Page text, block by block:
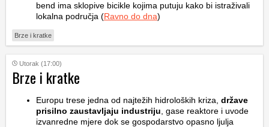
bend ima sklopive bicikle kojima putuju kako bi istraživali
lokalna područja (Ravno do dna)
Brze i kratke
Utorak (17:00)
Brze i kratke
Europu trese jedna od najtežih hidroloških kriza, države
prisilno zaustavljaju industriju , gase reaktore i uvode
izvanredne mjere dok se gospodarstvo opasno ljulja